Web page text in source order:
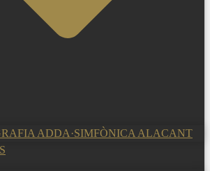
ADDA·SIMFÒNICA ALACANT